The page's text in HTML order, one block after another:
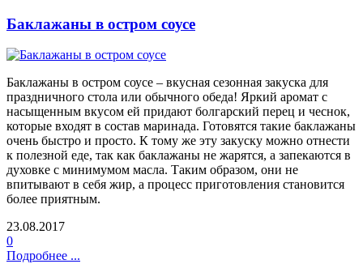
Баклажаны в остром соусе
Баклажаны в остром соусе – вкусная сезонная закуска для
праздничного стола или обычного обеда! Яркий аромат с
насыщенным вкусом ей придают болгарский перец и чеснок,
которые входят в состав маринада. Готовятся такие баклажаны
очень быстро и просто. К тому же эту закуску можно отнести
к полезной еде, так как баклажаны не жарятся, а запекаются в
духовке с минимумом масла. Таким образом, они не
впитывают в себя жир, а процесс приготовления становится
более приятным.
23.08.2017
0
Подробнее ...